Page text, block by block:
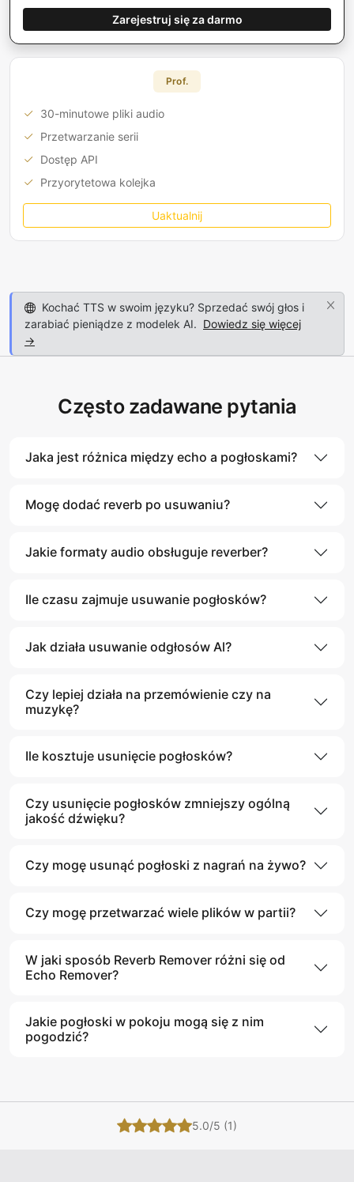
Zarejestruj się za darmo
Prof.
30-minutowe pliki audio
Przetwarzanie serii
Dostęp API
Przyorytetowa kolejka
Uaktualnij
Kochać TTS w swoim języku? Sprzedać swój głos i
zarabiać pieniądze z modelek AI. Dowiedz się więcej
→
Często zadawane pytania
Jaka jest różnica między echo a pogłoskami?
Mogę dodać reverb po usuwaniu?
Jakie formaty audio obsługuje reverber?
Ile czasu zajmuje usuwanie pogłosków?
Jak działa usuwanie odgłosów Al?
Czy lepiej działa na przemówienie czy na
muzykę?
Ile kosztuje usunięcie pogłosków?
Czy usunięcie pogłosków zmniejszy ogólną
jakość dźwięku?
Czy mogę usunąć pogłoski z nagrań na żywo?
Czy mogę przetwarzać wiele plików w partii?
W jaki sposób Reverb Remover różni się od
Echo Remover?
Jakie pogłoski w pokoju mogą się z nim
pogodzić?
5.0/5 (1)